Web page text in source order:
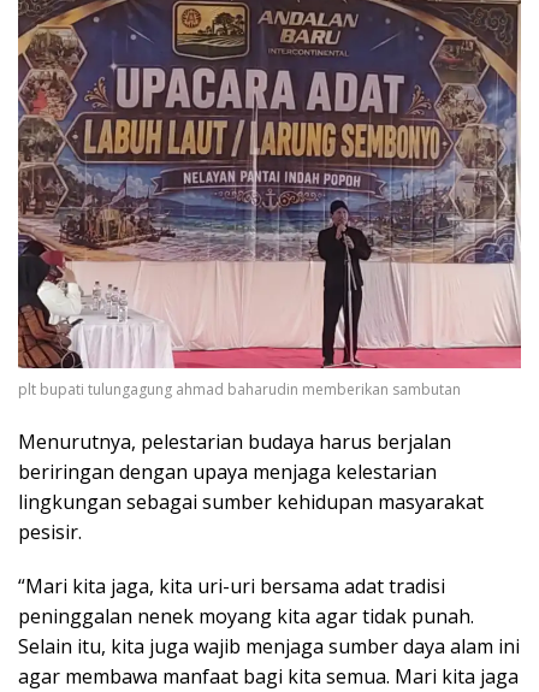
plt bupati tulungagung ahmad baharudin memberikan sambutan
Menurutnya, pelestarian budaya harus berjalan
beriringan dengan upaya menjaga kelestarian
lingkungan sebagai sumber kehidupan masyarakat
pesisir.
“Mari kita jaga, kita uri-uri bersama adat tradisi
peninggalan nenek moyang kita agar tidak punah.
Selain itu, kita juga wajib menjaga sumber daya alam ini
agar membawa manfaat bagi kita semua. Mari kita jaga